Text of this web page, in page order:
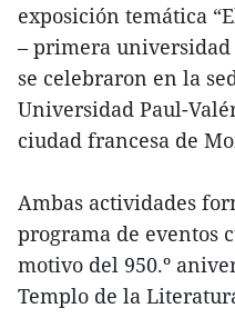
exposición temática
– primera universidad
se celebraron en la
Universidad Paul-
ciudad francesa de
Ambas actividades
programa de eventos
motivo del 950.º
Templo de la